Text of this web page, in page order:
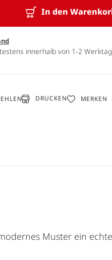
In den
innerhalb von 1-2
DRUCKEN MERKEN
Muster ein